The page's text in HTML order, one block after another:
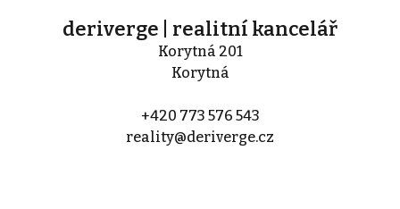
deriverge | realitní kancelář
Korytná 201
Korytná
+420 773 576 543
reality@deriverge.cz